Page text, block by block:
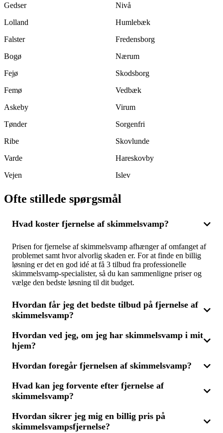
Gedser
Lolland
Falster
Bogø
Fejø
Femø
Askeby
Tønder
Ribe
Varde
Vejen
Nivå
Humlebæk
Fredensborg
Nærum
Skodsborg
Vedbæk
Virum
Sorgenfri
Skovlunde
Hareskovby
Islev
Ofte stillede spørgsmål
Hvad koster fjernelse af skimmelsvamp?
Prisen for fjernelse af skimmelsvamp afhænger af omfanget af
problemet samt hvor alvorlig skaden er. For at finde en billig
løsning er det en god idé at få 3 tilbud fra professionelle
skimmelsvamp-specialister, så du kan sammenligne priser og
vælge den bedste løsning til dit budget.
Hvordan får jeg det bedste tilbud på fjernelse af
skimmelsvamp?
For at få det bedste tilbud på fjernelse af skimmelsvamp, kan
du indhente og sammenligne 3 tilbud fra certificerede eksperter.
der er inkluderet i prisen, og du kan sikre dig, at du finder en
Hvordan ved jeg, om jeg har skimmelsvamp i mit
hjem?
Tegn på skimmelsvamp kan være sorte eller grønne pletter på
du har mistanke om skimmelsvamp, bør du få en professionel
til at vurdere situationen. De kan teste for skimmelsvamp og
Hvordan foregår fjernelsen af skimmelsvamp?
Fjernelse af skimmelsvamp starter med en inspektion af de
berørte områder. Derefter vil professionelle skimmelsvamp-
fjerne skimmelsvampen og sikre, at den ikke vender tilbage.
Processen kan variere afhængigt af omfanget, og det er derfor
Hvad kan jeg forvente efter fjernelse af
skimmelsvamp?
Efter fjernelse af skimmelsvamp kan du forvente, at dit hjem er
frit for skimmelsvamp og de sundhedsrisici, det kan medføre.
Hvordan sikrer jeg mig en billig pris på
skimmelsvampsfjernelse?